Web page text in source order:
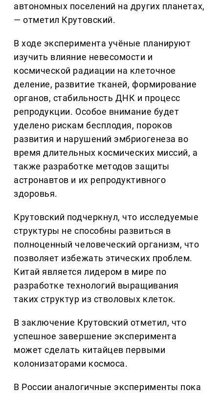
автономных поселений на других планетах,
— отметил Крутовский.
В ходе эксперимента учёные планируют
изучить влияние невесомости и
космической радиации на клеточное
деление, развитие тканей, формирование
органов, стабильность ДНК и процесс
репродукции. Особое внимание будет
уделено рискам бесплодия, пороков
развития и нарушений эмбриогенеза во
время длительных космических миссий, а
также разработке методов защиты
астронавтов и их репродуктивного
здоровья.
Крутовский подчеркнул, что исследуемые
структуры не способны развиться в
полноценный человеческий организм, что
позволяет избежать этических проблем.
Китай является лидером в мире по
разработке технологий выращивания
таких структур из стволовых клеток.
В заключение Крутовский отметил, что
успешное завершение эксперимента
может сделать китайцев первыми
колонизаторами космоса.
В России аналогичные эксперименты пока